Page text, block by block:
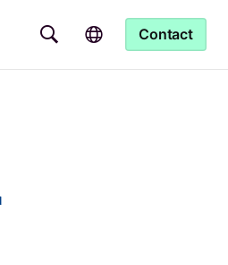
Contact